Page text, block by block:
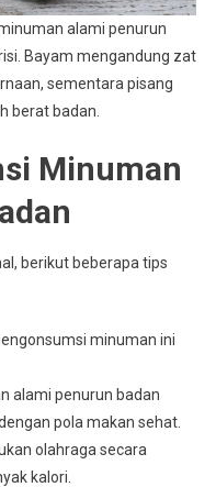
alami penurun
Bayam mengandung zat
sementara pisang
berat badan.
Minuman
berikut beberapa tips
minuman ini
alami penurun badan
pola makan sehat.
olahraga secara
kalori.